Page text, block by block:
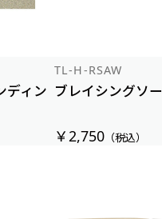
ディン
TL-H-RSAW
ブレイシングソー
￥2,750 （税込）